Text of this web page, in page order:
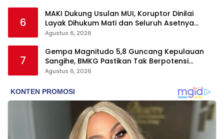
6
MAKI Dukung Usulan MUI, Koruptor Dinilai
Layak Dihukum Mati dan Seluruh Asetnya
Dirampas
Agustus 6, 2026
7
Gempa Magnitudo 5,8 Guncang Kepulauan
Sangihe, BMKG Pastikan Tak Berpotensi
Tsunami
Agustus 6, 2026